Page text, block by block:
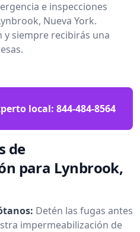
e inspecciones
Nueva York.
siempre recibirás una
local: 844-484-8564
de
para Lynbrook,
Detén las fugas antes
impermeabilización de